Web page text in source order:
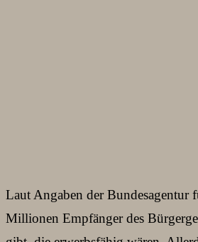
Laut Angaben der Bundesagentur
Millionen Empfänger des